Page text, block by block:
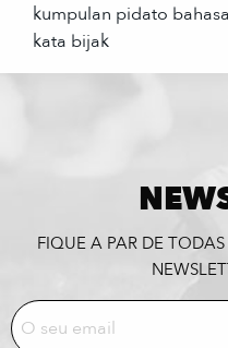
kumpulan pidato
kata bijak
FIQUE A PAR DE